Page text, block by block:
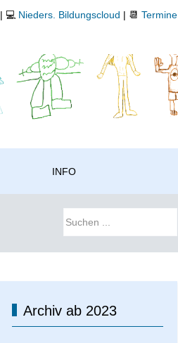
| 💻 Nieders. Bildungscloud | 📆 Termine
INFO
Archiv ab 2023